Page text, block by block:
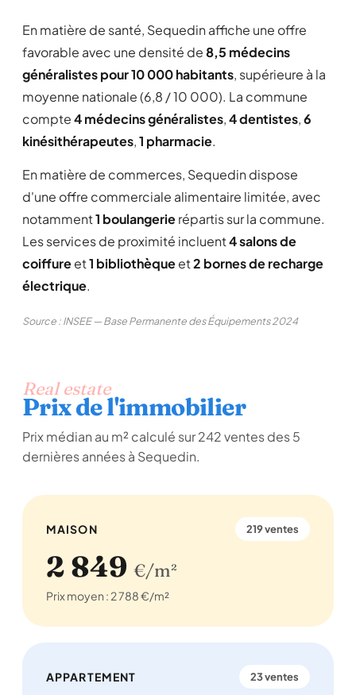
En matière de santé, Sequedin affiche une offre
favorable avec une densité de8,5 médecins
généralistes pour 10 000 habitants, supérieure à la
moyenne nationale (6,8 / 10 000). La commune
compte4 médecins généralistes,4 dentistes,6
kinésithérapeutes,1 pharmacie.
En matière de commerces, Sequedin dispose
d'une offre commerciale alimentaire limitée, avec
notamment1 boulangerierépartis sur la commune.
Les services de proximité incluent4 salons de
coiffureet1 bibliothèqueet2 bornes de recharge
électrique.
Source : INSEE — Base Permanente des Équipements 2024
Real estate
Prix de l'immobilier
Prix médian au m² calculé sur 242 ventes des 5
dernières années à Sequedin.
MAISON 219 ventes
2 849 €/m²
Prix moyen : 2 788 €/m²
APPARTEMENT 23 ventes